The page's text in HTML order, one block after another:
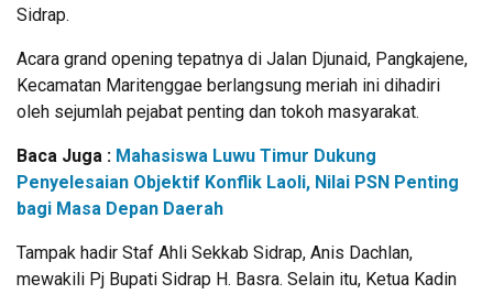
Sidrap.
Acara grand opening tepatnya di Jalan Djunaid, Pangkajene,
Kecamatan Maritenggae berlangsung meriah ini dihadiri
oleh sejumlah pejabat penting dan tokoh masyarakat.
Baca Juga : Mahasiswa Luwu Timur Dukung
Penyelesaian Objektif Konflik Laoli, Nilai PSN Penting
bagi Masa Depan Daerah
Tampak hadir Staf Ahli Sekkab Sidrap, Anis Dachlan,
mewakili Pj Bupati Sidrap H. Basra. Selain itu, Ketua Kadin